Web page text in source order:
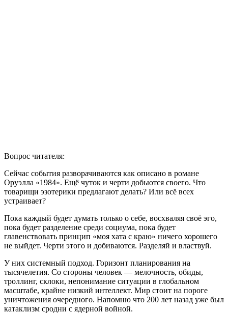
Вопрос читателя:
Сейчас события разворачиваются как описано в романе
Оруэлла «1984». Ещё чуток и черти добьются своего. Что
товарищи эзотерики предлагают делать? Или всё всех
устраивает?
Пока каждый будет думать только о себе, восхваляя своё эго,
пока будет разделение среди социума, пока будет
главенствовать принцип «моя хата с краю» ничего хорошего
не выйдет. Черти этого и добиваются. Разделяй и властвуй.
У них системный подход. Горизонт планирования на
тысячелетия. Со стороны человек — мелочность, обиды,
троллинг, склоки, непонимание ситуации в глобальном
масштабе, крайне низкий интеллект. Мир стоит на пороге
уничтожения очередного. Напомню что 200 лет назад уже был
катаклизм сродни с ядерной войной.